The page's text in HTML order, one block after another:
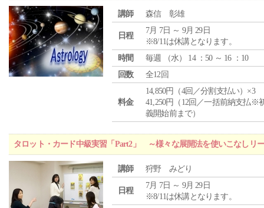
講師 森信 彰雄
日程
7月 7日 ～ 9月 29日
※8/11は休講となります。
時間
毎週 （水） 14 ：50 ～ 16 ：10
回数
全12回
料金
14,850円（4回／分割支払い）×3
41,250円（12回／一括前納支払※
義開始前まで）
タロット・カード中級実習「Part2」 ～様々な展開法を使いこなしリ
講師 狩野 みどり
日程
7月 7日 ～ 9月 29日
※8/11は休講となります。